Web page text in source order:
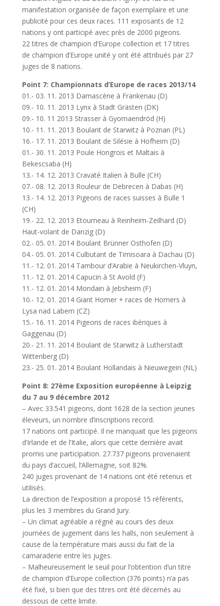
manifestation organisée de façon exemplaire et une
publicité pour ces deux races. 111 exposants de 12
nations y ont participé avec près de 2000 pigeons.
22 titres de champion d’Europe collection et 17 titres
de champion d’Europe unité y ont été attribués par 27
juges de 8 nations.
Point 7: Championnats d’Europe de races 2013/14
01.- 03. 11. 2013 Damascène à Frankenau (D)
09.- 10. 11. 2013 Lynx à Stadt Grästen (DK)
09.- 10. 11 2013 Strasser à Gyomaendröd (H)
10.- 11. 11. 2013 Boulant de Starwitz à Poznan (PL)
16.- 17. 11. 2013 Boulant de Silésie à Hofheim (D)
01.- 30. 11. 2013 Poule Hongrois et Maltais à
Bekescsaba (H)
13.- 14. 12. 2013 Cravaté Italien à Bulle (CH)
07.- 08. 12. 2013 Rouleur de Debrecen à Dabas (H)
13.- 14. 12. 2013 Pigeons de races suisses à Bulle 1
(CH)
19.- 22. 12. 2013 Etourneau à Reinheim-Zeilhard (D)
Haut-volant de Danzig (D)
02.- 05. 01. 2014 Boulant Brünner Osthofen (D)
04.- 05. 01. 2014 Culbutant de Timisoara à Dachau (D)
11.- 12. 01. 2014 Tambour d’Arabie à Neukirchen-Vluyn,
11.- 12. 01. 2014 Capucin à St Avold (F)
11.- 12. 01. 2014 Mondain à Jebsheim (F)
10.- 12. 01. 2014 Giant Homer + races de Homers à
Lysa nad Labem (CZ)
15.- 16. 11. 2014 Pigeons de races ibériques à
Gaggenau (D)
20.- 21. 11. 2014 Boulant de Starwitz à Lutherstadt
Wittenberg (D)
23.- 25. 01. 2014 Boulant Hollandais à Nieuwegein (NL)
Point 8: 27ème Exposition européenne à Leipzig
du 7 au 9 décembre 2012
– Avec 33.541 pigeons, dont 1628 de la section jeunes
éleveurs, un nombre d’inscriptions record.
17 nations ont participé. Il ne manquait que les pigeons
d’Irlande et de l’Italie, alors que cette dernière avait
promis une participation. 27.737 pigeons provenaient
du pays d’accueil, l’Allemagne, soit 82%.
240 juges provenant de 14 nations ont été retenus et
utilisés.
La direction de l’exposition a proposé 15 référents,
plus les 3 membres du Grand Jury.
– Un climat agréable a régné au cours des deux
journées de jugement dans les halls, non seulement à
cause de la température mais aussi du fait de la
camaraderie entre les juges.
– Malheureusement le seuil pour l’obtention d’un titre
de champion d’Europe collection (376 points) n’a pas
été fixé, si bien que des titres ont été décernés au
dessous de cette limite.